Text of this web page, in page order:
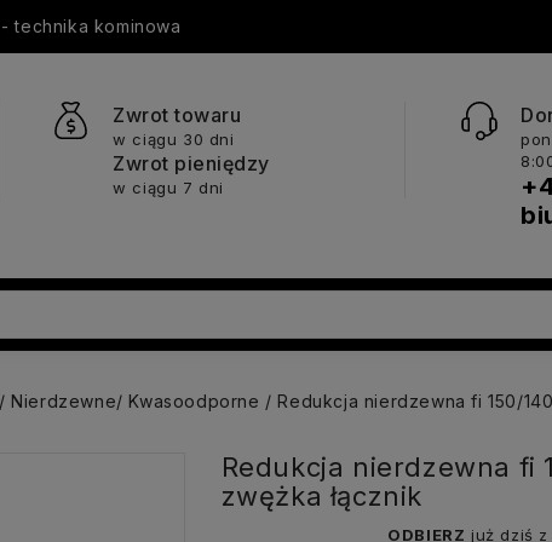
technika kominowa
Zwrot towaru
w ciągu 30 dni
Zwrot pieniędzy
w ciągu 7 dni
Nierdzewne/ Kwasoodporne Redukcja nierdzewna fi 150/
Redukcja nierdzewna fi
zwężka łącznik
ODBIERZ już dziś